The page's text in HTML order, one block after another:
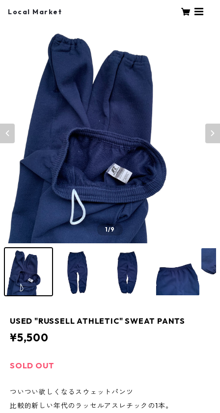
Local Market
1/9
USED "RUSSELL ATHLETIC" SWEAT PANTS
¥5,500
SOLD OUT
ついつい欲しくなるスウェットパンツ
比較的新しい年代のラッセルアスレチックの1本。